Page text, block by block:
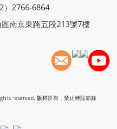
2766-6864
南京東路五段213號7樓
reserved. 版權所有，禁止轉貼節錄